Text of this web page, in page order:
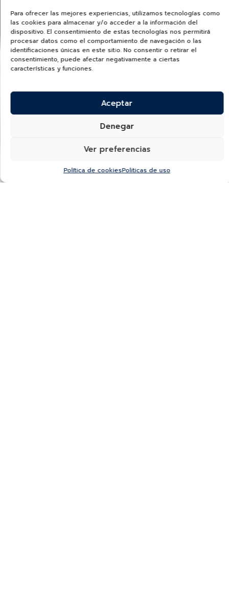
Para ofrecer las mejores experiencias, utilizamos tecnologías como
las cookies para almacenar y/o acceder a la información del
dispositivo. El consentimiento de estas tecnologías nos permitirá
procesar datos como el comportamiento de navegación o las
identificaciones únicas en este sitio. No consentir o retirar el
consentimiento, puede afectar negativamente a ciertas
características y funciones.
Aceptar
Denegar
Ver preferencias
Política de cookiesPoliticas de uso